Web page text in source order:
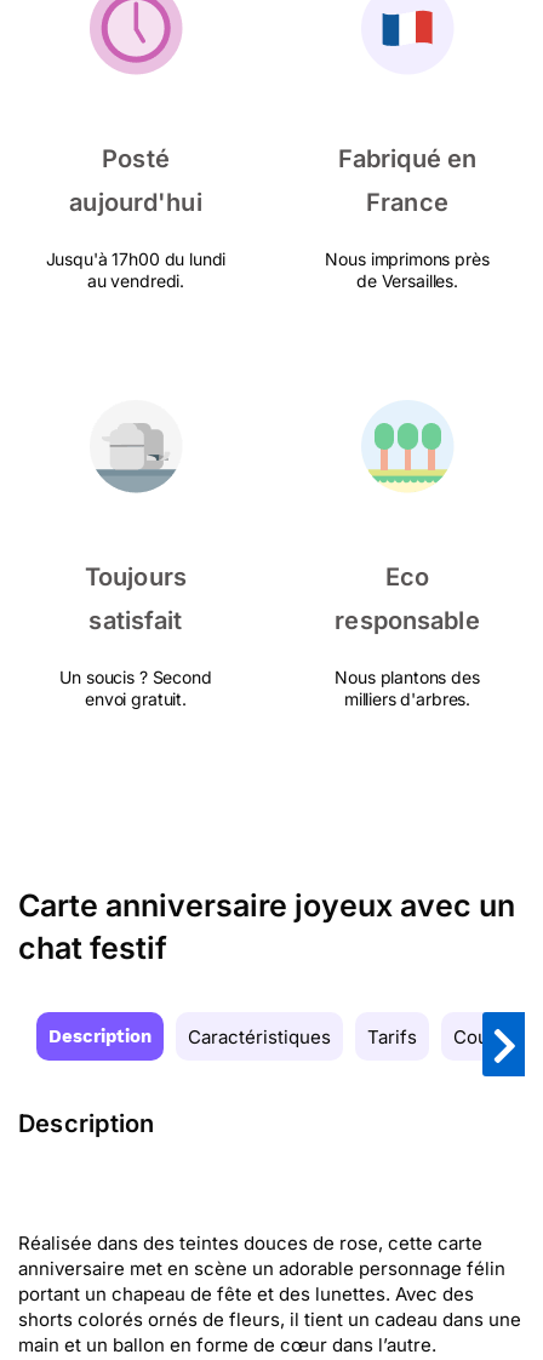
Posté
aujourd'hui
Jusqu'à 17h00 du lundi
au vendredi.
Fabriqué en
France
Nous imprimons près
de Versailles.
Toujours
satisfait
Un soucis ? Second
envoi gratuit.
Eco
responsable
Nous plantons des
milliers d'arbres.
Carte anniversaire joyeux avec un
chat festif
Description Caractéristiques Tarifs Couleurs
Description
Réalisée dans des teintes douces de rose, cette carte
anniversaire met en scène un adorable personnage félin
portant un chapeau de fête et des lunettes. Avec des
shorts colorés ornés de fleurs, il tient un cadeau dans une
main et un ballon en forme de cœur dans l’autre.